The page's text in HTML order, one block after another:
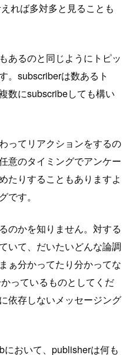
れば多対多と見ることも
あるのと同じようにトピッ
。subscriberは数あるト
数にsubscribeしても構い
ってリアクションをするの
意のタイミングでアンケー
たりすることもありますよ
です。
のかを知りません。対する
いて、だいたいどんな論調
ぁ分かってたり分かってな
っているものとしてくだ
依存しないメッセージング
おいて、publisherは何も